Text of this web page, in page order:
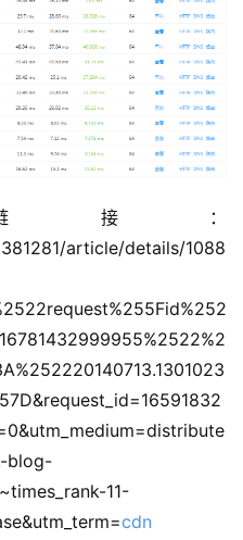
注册
接：
article/details/1088
blog-
11-
cdn